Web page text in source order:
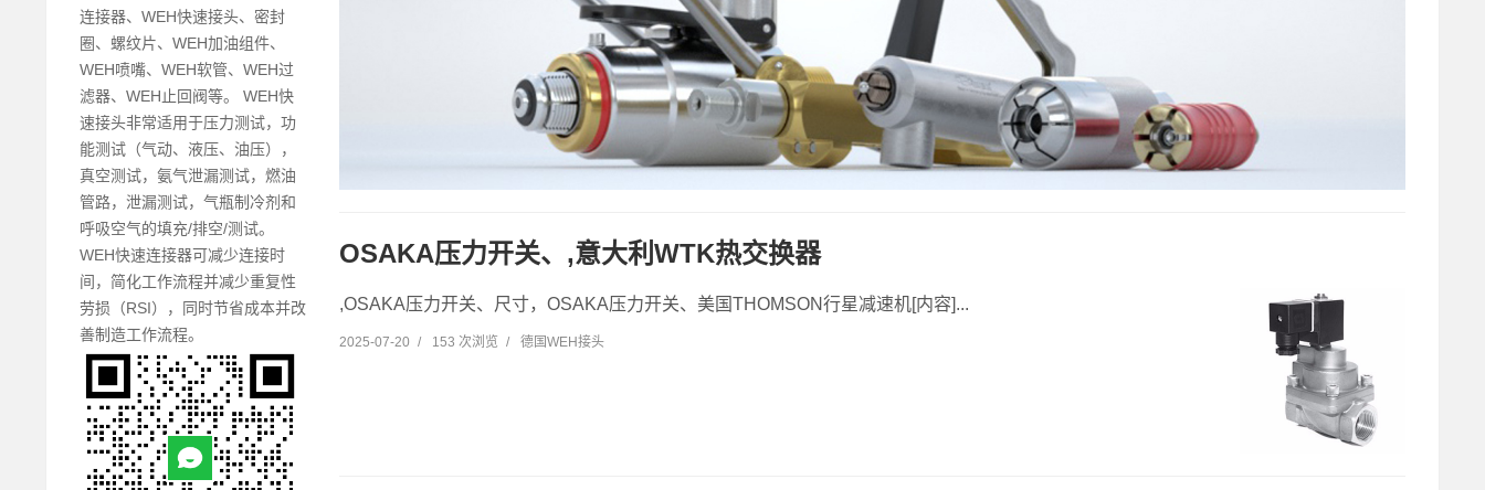
连接器、WEH快速接头、密封
圈、螺纹片、WEH加油组件、
WEH喷嘴、WEH软管、WEH过
滤器、WEH止回阀等。 WEH快
速接头非常适用于压力测试，功
能测试（气动、液压、油压），
真空测试，氨气泄漏测试，燃油
管路，泄漏测试，气瓶制冷剂和
呼吸空气的填充/排空/测试。
WEH快速连接器可减少连接时
间，简化工作流程并减少重复性
劳损（RSI），同时节省成本并改
善制造工作流程。
OSAKA压力开关、,意大利WTK热交换器
,OSAKA压力开关、尺寸，OSAKA压力开关、美国THOMSON行星减速机[内容]...
2025-07-20 / 153 次浏览 / 德国WEH接头